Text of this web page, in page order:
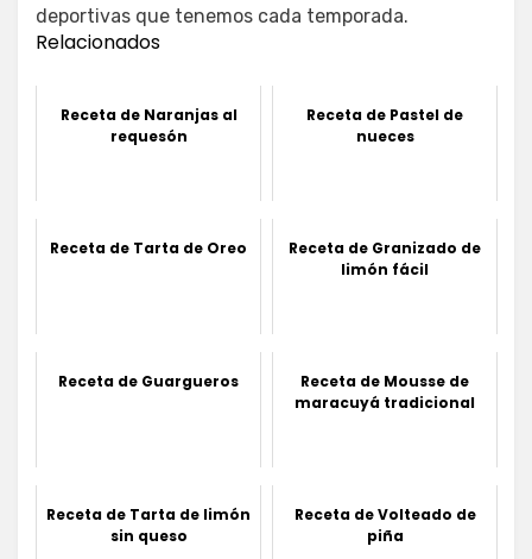
deportivas que tenemos cada temporada.
Relacionados
Receta de Naranjas al
requesón
Receta de Pastel de
nueces
Receta de Tarta de Oreo
Receta de Granizado de
limón fácil
Receta de Guargueros
Receta de Mousse de
maracuyá tradicional
Receta de Tarta de limón
sin queso
Receta de Volteado de
piña